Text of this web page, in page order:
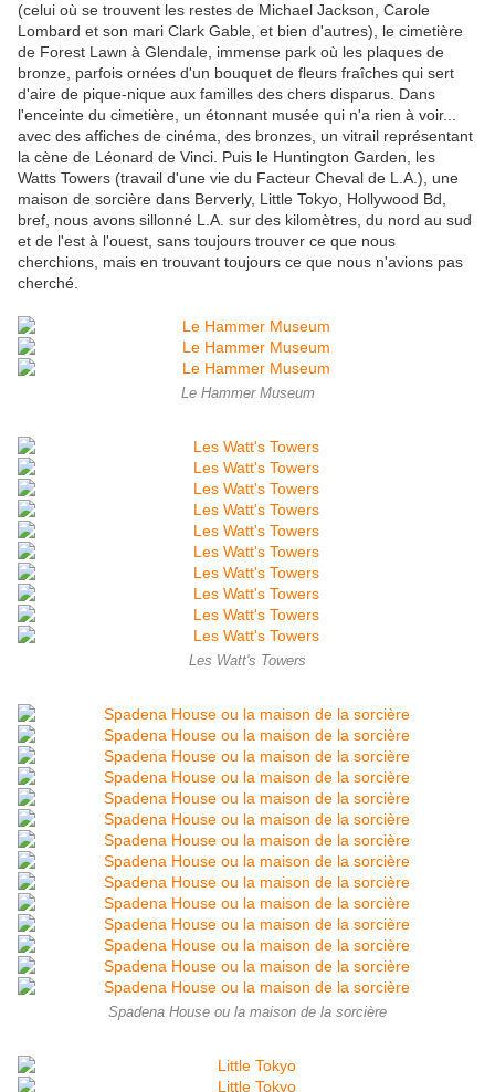
(celui où se trouvent les restes de Michael Jackson, Carole
Lombard et son mari Clark Gable, et bien d'autres), le cimetière
de Forest Lawn à Glendale, immense park où les plaques de
bronze, parfois ornées d'un bouquet de fleurs fraîches qui sert
d'aire de pique-nique aux familles des chers disparus. Dans
l'enceinte du cimetière, un étonnant musée qui n'a rien à voir...
avec des affiches de cinéma, des bronzes, un vitrail représentant
la cène de Léonard de Vinci. Puis le Huntington Garden, les
Watts Towers (travail d'une vie du Facteur Cheval de L.A.), une
maison de sorcière dans Berverly, Little Tokyo, Hollywood Bd,
bref, nous avons sillonné L.A. sur des kilomètres, du nord au sud
et de l'est à l'ouest, sans toujours trouver ce que nous
cherchions, mais en trouvant toujours ce que nous n'avions pas
cherché.
Le Hammer Museum
Les Watt's Towers
Spadena House ou la maison de la sorcière